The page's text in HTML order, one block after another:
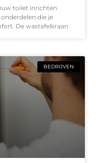
toilet inrichten
die je
De wastafelkraan
BEDRIJVEN